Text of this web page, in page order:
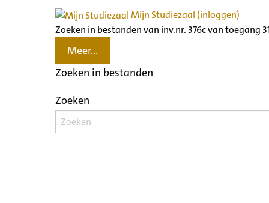
Mijn Studiezaal (inloggen)
Zoeken in bestanden van inv.nr. 376c van toegang
Meer...
Zoeken in bestanden
Zoeken